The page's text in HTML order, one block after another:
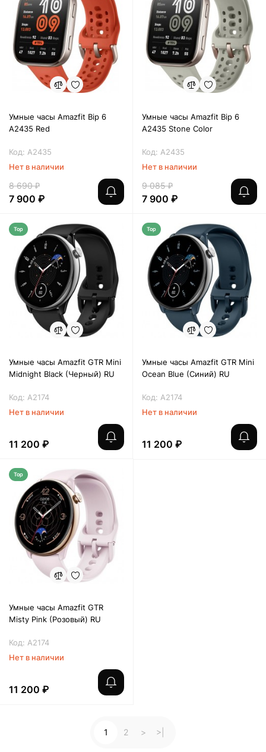
Умные часы Amazfit Bip 6
A2435 Red
Код: A2435
Нет в наличии
8 690 ₽
7 900 ₽
Умные часы Amazfit Bip 6
A2435 Stone Color
Код: A2435
Нет в наличии
9 085 ₽
7 900 ₽
Top
Умные часы Amazfit GTR Mini
Midnight Black (Черный) RU
Код: A2174
Нет в наличии
11 200 ₽
Top
Умные часы Amazfit GTR Mini
Ocean Blue (Синий) RU
Код: A2174
Нет в наличии
11 200 ₽
Top
Умные часы Amazfit GTR
Misty Pink (Розовый) RU
Код: A2174
Нет в наличии
11 200 ₽
1 2 > >|